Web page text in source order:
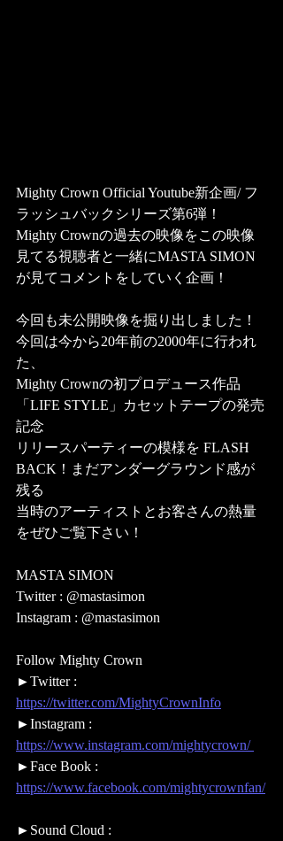
Mighty Crown Official Youtube新企画/ フ
ラッシュバックシリーズ第6弾！
Mighty Crownの過去の映像をこの映像
見てる視聴者と一緒にMASTA SIMON
が見てコメントをしていく企画！
今回も未公開映像を掘り出しました！
今回は今から20年前の2000年に行われ
た、
Mighty Crownの初プロデュース作品
「LIFE STYLE」カセットテープの発売
記念
リリースパーティーの模様を FLASH
BACK！まだアンダーグラウンド感が
残る
当時のアーティストとお客さんの熱量
をぜひご覧下さい！
MASTA SIMON
Twitter : @mastasimon
Instagram : @mastasimon
Follow Mighty Crown
►Twitter :
https://twitter.com/MightyCrownInfo
►Instagram :
https://www.instagram.com/mightycrown/
►Face Book :
https://www.facebook.com/mightycrownfan/
►Sound Cloud :